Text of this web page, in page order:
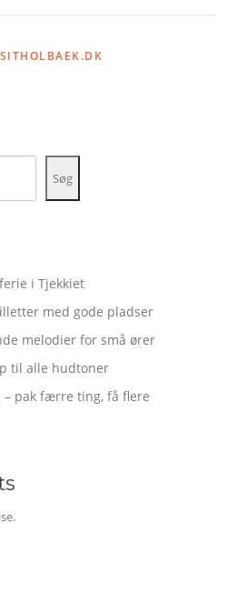
Søg
i Tjekkiet
med gode pladser
melodier for små ører
til alle hudtoner
pak færre ting, få flere